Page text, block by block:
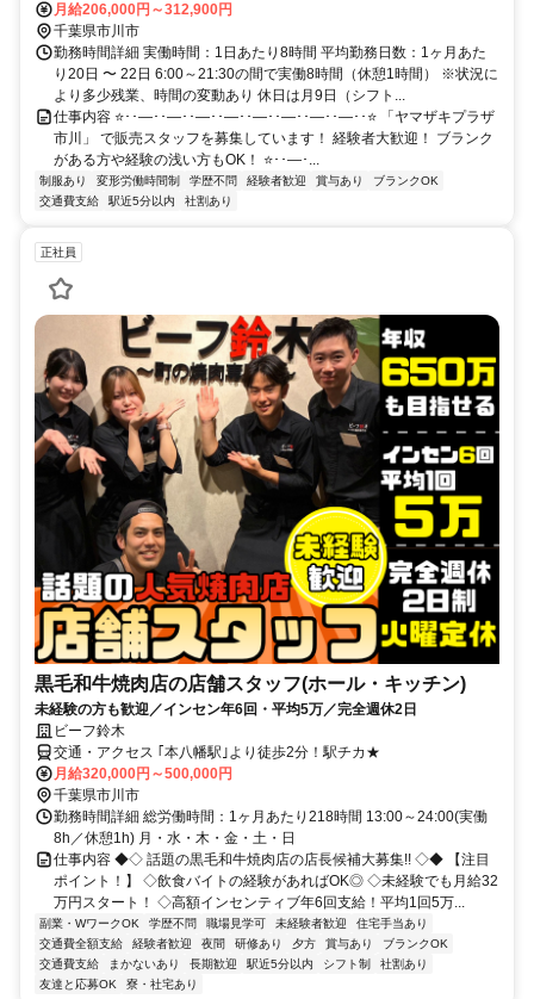
月給206,000円～312,900円
千葉県市川市
勤務時間詳細 実働時間：1日あたり8時間 平均勤務日数：1ヶ月あた
り20日 〜 22日 6:00～21:30の間で実働8時間（休憩1時間） ※状況に
より多少残業、時間の変動あり 休日は月9日（シフト...
仕事内容 ⭐･･―･･―･･―･･―･･―･･―･･―･･―･･⭐ 「ヤマザキプラザ
市川」 で販売スタッフを募集しています！ 経験者大歓迎！ ブランク
がある方や経験の浅い方もOK！ ⭐･･―･...
制服あり 変形労働時間制 学歴不問 経験者歓迎 賞与あり
ブランクOK
交通費支給
駅近5分以内 社割あり
正社員
黒毛和牛焼肉店の店舗スタッフ(ホール・キッチン)
未経験の方も歓迎／インセン年6回・平均5万／完全週休2日
ビーフ鈴木
交通・アクセス ｢本八幡駅｣より徒歩2分！駅チカ★
月給320,000円～500,000円
千葉県市川市
勤務時間詳細 総労働時間：1ヶ月あたり218時間 13:00～24:00(実働
8h／休憩1h) 月・水・木・金・土・日
仕事内容 ◆◇ 話題の黒毛和牛焼肉店の店長候補大募集!! ◇◆ 【注目
ポイント！】 ◇飲食バイトの経験があればOK◎ ◇未経験でも月給32
万円スタート！ ◇高額インセンティブ年6回支給！平均1回5万...
副業・WワークOK 学歴不問 職場見学可 未経験者歓迎
住宅手当あり
交通費全額支給
経験者歓迎 夜間 研修あり 夕方 賞与あり
ブランクOK
交通費支給
まかないあり 長期歓迎 駅近5分以内 シフト制
社割あり
友達と応募OK
寮・社宅あり